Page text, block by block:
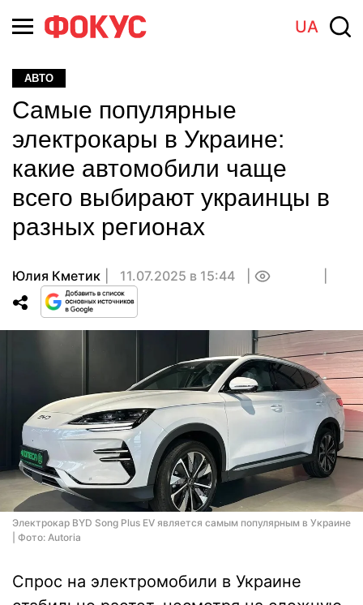
UA
АВТО
Самые популярные
электрокары в Украине:
какие автомобили чаще
всего выбирают украинцы в
разных регионах
Юлия Кметик 11.07.2025 в 15:44
Электрокар BYD Song Plus EV является самым популярным в Украине
| Фото: Autoria
Спрос на электромобили в Украине